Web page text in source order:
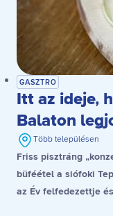
GASZTRO
Itt az ideje,
Balaton
Több településen
Friss pisztráng
büféétel a siófoki
az Év felfedezettje